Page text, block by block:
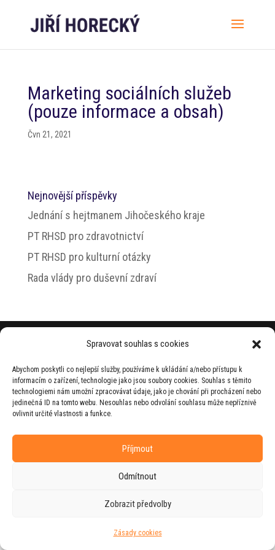
Spravovat souhlas s cookies
Abychom poskytli co nejlepší služby, používáme k ukládání a/nebo přístupu k
informacím o zařízení, technologie jako jsou soubory cookies. Souhlas s těmito
technologiemi nám umožní zpracovávat údaje, jako je chování při procházení nebo
jedinečná ID na tomto webu. Nesouhlas nebo odvolání souhlasu může nepříznivě
ovlivnit určité vlastnosti a funkce.
Příjmout
Odmítnout
Zobrazit předvolby
Zásady cookies
Marketing sociálních služeb
(pouze informace a obsah)
Čvn 21, 2021
Nejnovější příspěvky
Jednání s hejtmanem Jihočeského kraje
PT RHSD pro zdravotnictví
PT RHSD pro kulturní otázky
Rada vlády pro duševní zdraví
© 2026 Jiří Horecký – Osobní stránky Jiřího
Web vytvořila firmaRUDIve spolupráci s
agenturouZEST BRAND.